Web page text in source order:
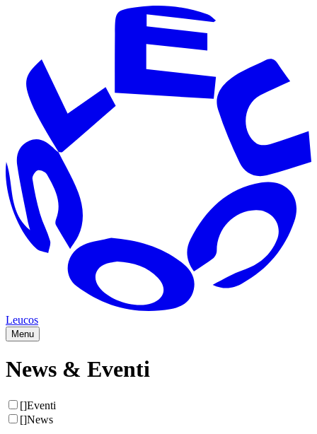
Leucos
Menu
News & Eventi
[]Eventi
[]News